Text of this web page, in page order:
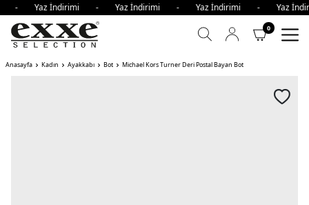
- Yaz İndirimi - Yaz İndirimi - Yaz İndirimi -
0
Anasayfa Kadın Ayakkabı Bot Michael Kors Turner Deri Postal Bayan Bot